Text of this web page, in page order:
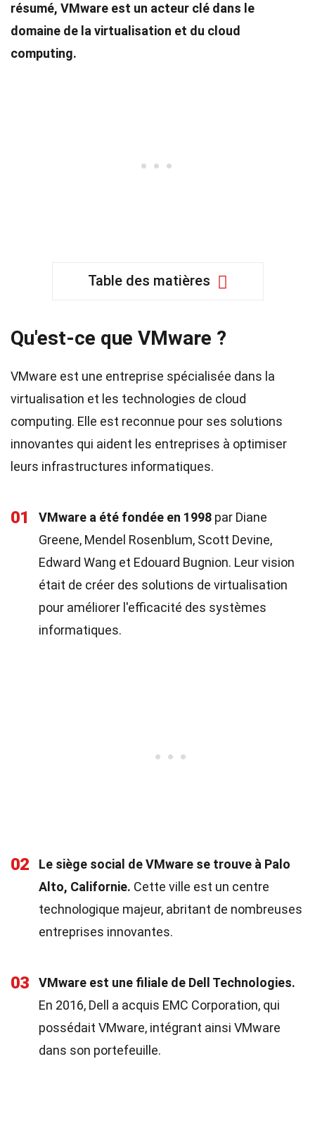
résumé, VMware est un acteur clé dans le
domaine de la virtualisation et du cloud
computing.
Table des matières
Qu'est-ce que VMware ?
VMware est une entreprise spécialisée dans la
virtualisation et les technologies de cloud
computing. Elle est reconnue pour ses solutions
innovantes qui aident les entreprises à optimiser
leurs infrastructures informatiques.
01 VMware a été fondée en 1998 par Diane
Greene, Mendel Rosenblum, Scott Devine,
Edward Wang et Edouard Bugnion. Leur vision
était de créer des solutions de virtualisation
pour améliorer l'efficacité des systèmes
informatiques.
02
Le siège social de VMware se trouve à Palo
Alto, Californie. Cette ville est un centre
technologique majeur, abritant de nombreuses
entreprises innovantes.
03
VMware est une filiale de Dell Technologies.
En 2016, Dell a acquis EMC Corporation, qui
possédait VMware, intégrant ainsi VMware
dans son portefeuille.